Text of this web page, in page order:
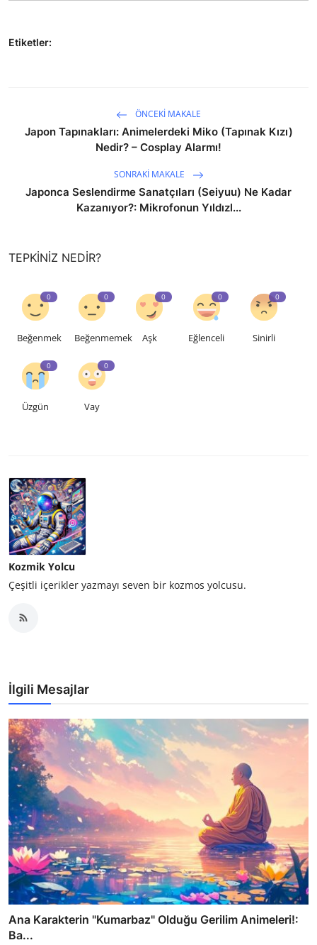
Etiketler:
ÖNCEKI MAKALE
Japon Tapınakları: Animelerdeki Miko (Tapınak Kızı)
Nedir? – Cosplay Alarmı!
SONRAKI MAKALE
Japonca Seslendirme Sanatçıları (Seiyuu) Ne Kadar
Kazanıyor?: Mikrofonun Yıldızl...
TEPKINIZ NEDIR?
0
Beğenmek
0
Beğenmemek
0
Aşk
0
Eğlenceli
0
Sinirli
0
Üzgün
0
Vay
Kozmik Yolcu
Çeşitli içerikler yazmayı seven bir kozmos yolcusu.
İlgili Mesajlar
Ana Karakterin "Kumarbaz" Olduğu Gerilim Animeleri!:
Ba...